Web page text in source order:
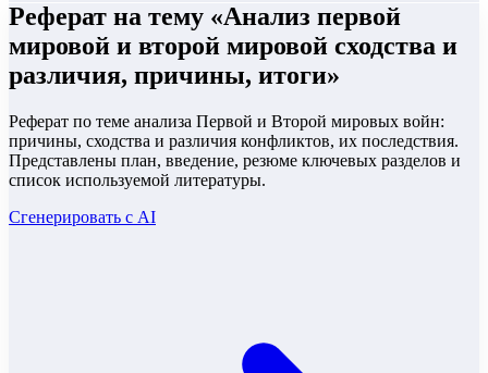
Реферат на тему «Анализ первой
мировой и второй мировой сходства и
различия, причины, итоги»
Реферат по теме анализа Первой и Второй мировых войн:
причины, сходства и различия конфликтов, их последствия.
Представлены план, введение, резюме ключевых разделов и
список используемой литературы.
Сгенерировать с AI